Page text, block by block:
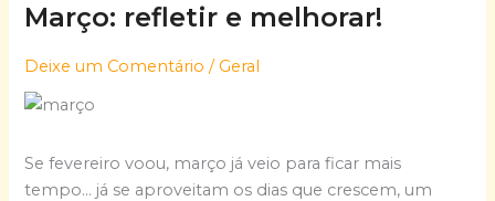
Março: refletir e melhorar!
Deixe um Comentário / Geral
Se fevereiro voou, março já veio para ficar mais
tempo… já se aproveitam os dias que crescem, um